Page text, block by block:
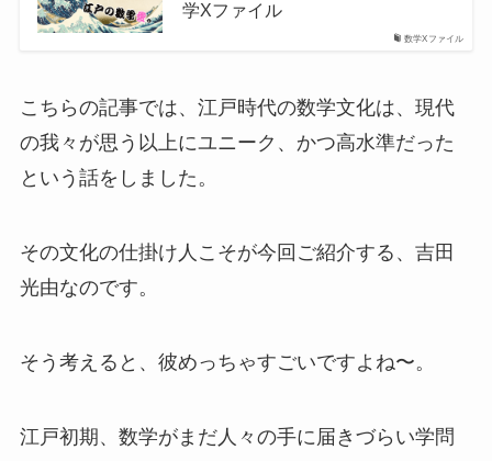
数学Xファイル
学Xファイル
こちらの記事では、江戸時代の数学文化は、現代
の我々が思う以上にユニーク、かつ高水準だった
という話をしました。
その文化の仕掛け人こそが今回ご紹介する、吉田
光由なのです。
そう考えると、彼めっちゃすごいですよね〜。
江戸初期、数学がまだ人々の手に届きづらい学問